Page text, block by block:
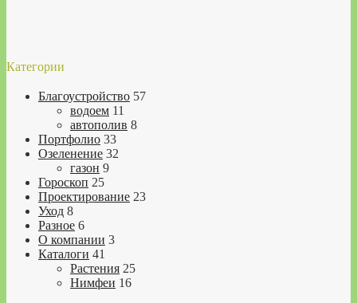
Категории
Благоустройство 57
водоем 11
автополив 8
Портфолио 33
Озеленение 32
газон 9
Гороскоп 25
Проектирование 23
Уход 8
Разное 6
О компании 3
Каталоги 41
Растения 25
Нимфеи 16